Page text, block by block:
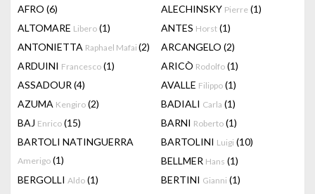
AFRO (6) ALECHINSKY Pierre (1)
ALTOMARE Libero (1) ANTES Horst (1)
ANTONIETTA Raphael Mafai (2) ARCANGELO (2)
ARDUINI Francesco (1) ARICÒ Rodolfo (1)
ASSADOUR (4) AVALLE Filippo (1)
AZUMA Kengiro (2) BADIALI Carla (1)
BAJ Enrico (15) BARNI Roberto (1)
BARTOLI NATINGUERRA
Amerigo (1)
BARTOLINI Luigi (10)
BELLMER Hans (1)
BERGOLLI Aldo (1) BERTINI Gianni (1)